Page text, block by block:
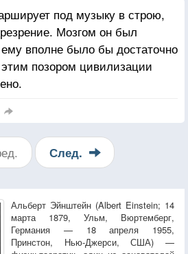
под музыку в строю,
Мозгом он был
вполне было бы достаточно
позором цивилизации
След.
Альберт Эйнштейн (Albert Einstein; 14
марта 1879, Ульм, Вюртемберг,
Германия — 18 апреля 1955,
Принстон, Нью-Джерси, США) —